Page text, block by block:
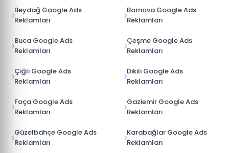
Beydağ Google Ads
Reklamları
Bornova Google Ads
Reklamları
Buca Google Ads
Reklamları
Çeşme Google Ads
Reklamları
Çiğli Google Ads
Reklamları
Dikili Google Ads
Reklamları
Foça Google Ads
Reklamları
Gaziemir Google Ads
Reklamları
Güzelbahçe Google Ads
Reklamları
Karabağlar Google Ads
Reklamları